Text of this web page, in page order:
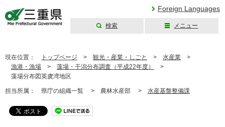
Foreign Languages
検索 メニュー
現在位置： トップページ > 観光・産業・しごと > 水産業 >
漁港・漁場 > 藻場・干潟分布調査（平成22年度）
>
藻場分布図英虞湾地区
担当所属： 県庁の組織一覧 > 農林水産部 > 水産基盤整備課